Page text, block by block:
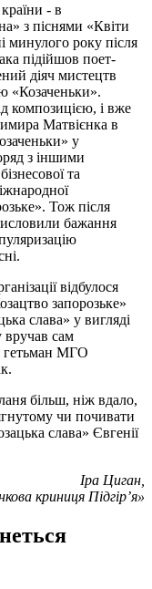
- в
з піснями «Квіти
минулого року після
підійшов поет-
діяч мистецтв
«Козаченьки».
композицією, і вже
Матвієнка в
у
з іншими
та
Тож після
бажання
відбулося
запорозьке»
слава» у вигляді
вручав сам
гетьман МГО
більш, ніж вдало,
чи почивати
слава» Євгенії
Іра Циган,
криниця Підгір’я»